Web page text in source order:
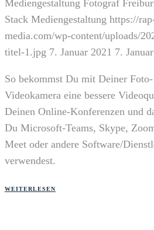
Mediengestaltung Fotograf
Stack Mediengestaltung https://
media.com/wp-content/uploads/
titel-1.jpg 7. Januar 2021 7.
So bekommst Du mit Deiner
Videokamera eine bessere
Deinen Online-Konferenzen und
Du Microsoft-Teams, Skype,
Meet oder andere Software/
verwendest.
WEITERLESEN